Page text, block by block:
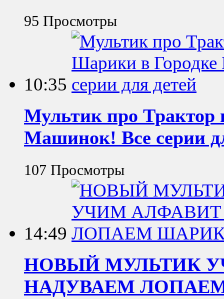
95 Просмотры
10:35
Мультик про Трактор
Машинок! Все серии
107 Просмотры
14:49
НОВЫЙ МУЛЬТИК
НАДУВАЕМ